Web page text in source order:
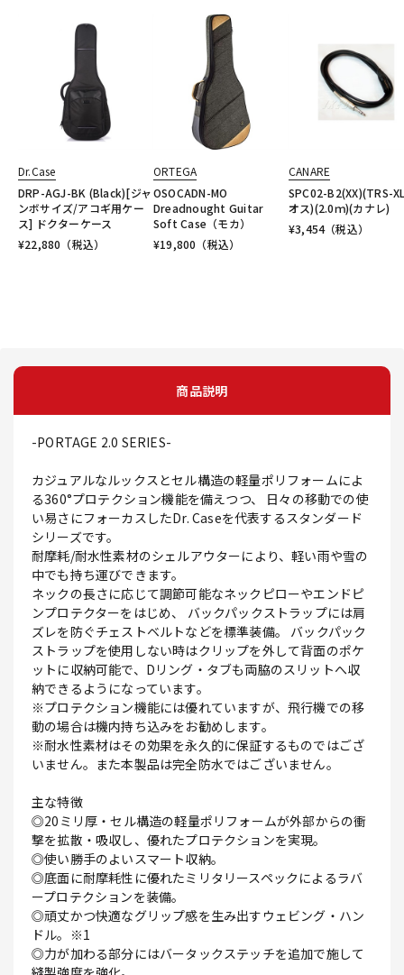
Dr.Case
DRP-AGJ-BK (Black)[ジャ
ンボサイズ/アコギ用ケー
ス] ドクターケース
¥22,880 （税込）
ORTEGA
OSOCADN-MO
Dreadnought Guitar
Soft Case（モカ）
¥19,800 （税込）
CANARE
SPC02-B2(XX)(TRS-
オス)(2.0ｍ)(カナレ)
¥3,454（税込）
商品説明
-PORTAGE 2.0 SERIES-
カジュアルなルックスとセル構造の軽量ポリフォームによ
る360°プロテクション機能を備えつつ、 日々の移動での使
い易さにフォーカスしたDr. Caseを代表するスタンダード
シリーズです。
耐摩耗/耐水性素材のシェルアウターにより、軽い雨や雪の
中でも持ち運びできます。
ネックの長さに応じて調節可能なネックピローやエンドピ
ンプロテクターをはじめ、 バックパックストラップには肩
ズレを防ぐチェストベルトなどを標準装備。 バックパック
ストラップを使用しない時はクリップを外して背面のポケ
ットに収納可能で、Dリング・タブも両脇のスリットへ収
納できるようになっています。
※プロテクション機能には優れていますが、飛行機での移
動の場合は機内持ち込みをお勧めします。
※耐水性素材はその効果を永久的に保証するものではござ
いません。また本製品は完全防水ではございません。
主な特徴
◎20ミリ厚・セル構造の軽量ポリフォームが外部からの衝
撃を拡散・吸収し、優れたプロテクションを実現。
◎使い勝手のよいスマート収納。
◎底面に耐摩耗性に優れたミリタリースペックによるラバ
ープロテクションを装備。
◎頑丈かつ快適なグリップ感を生み出すウェビング・ハン
ドル。※1
◎力が加わる部分にはバータックステッチを追加で施して